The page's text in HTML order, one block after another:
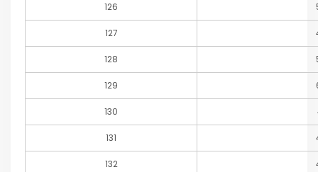
126
127
128
129
130
131
132